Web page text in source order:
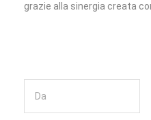
grazie alla sinergia creata